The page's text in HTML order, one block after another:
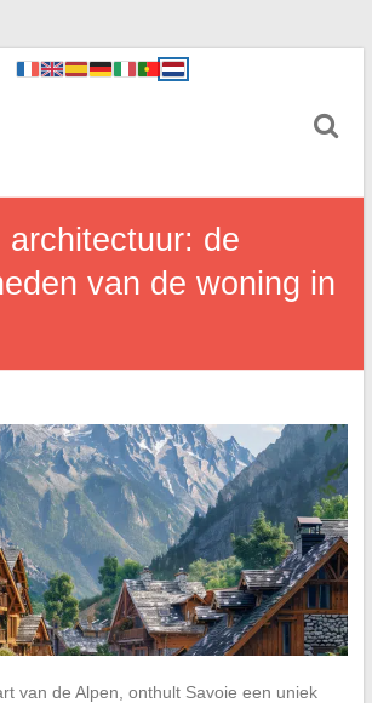
architectuur: de
van de woning in
van de Alpen, onthult Savoie een uniek